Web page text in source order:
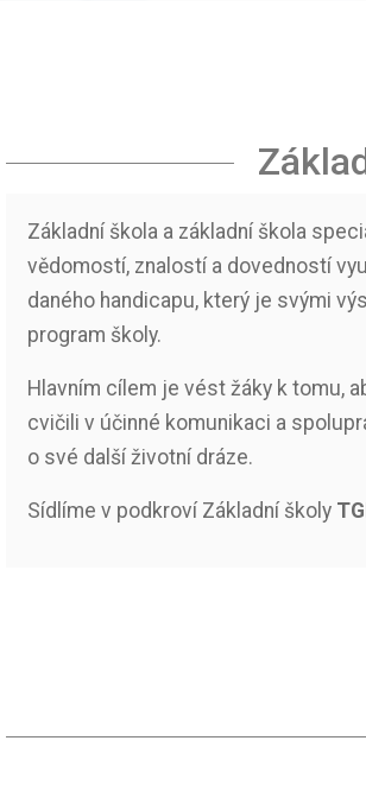
Základní škola a základní škola
vědomostí, znalostí a dovedností
daného handicapu, který je svými
program školy.
Hlavním cílem je vést žáky k tomu,
cvičili v účinné komunikaci a
o své další životní dráze.
Sídlíme v podkroví Základní školy